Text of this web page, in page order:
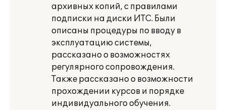
архивных копий, с правилами
подписки на диски ИТС. Были
описаны процедуры по вводу в
эксплуатацию системы,
рассказано о возможностях
регулярного сопровождения.
Также рассказано о возможности
прохождении курсов и порядке
индивидуального обучения.